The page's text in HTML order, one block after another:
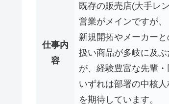
仕事内
容
既存の販売店(大手レ
営業がメインですが、
新規開拓やメーカー
扱い商品が多岐に及
が、経験豊富な先輩・
いずれは部署の中核
を期待しています。